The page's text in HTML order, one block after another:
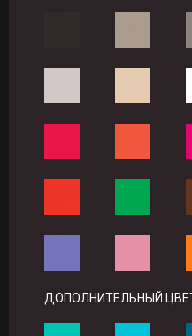
ДОПОЛНИТЕЛЬНЫЙ